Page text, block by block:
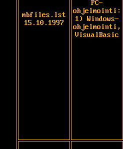
mbfiles.lst
15.10.1997
PC-
ohjelmointi:
1) Windows-
ohjelmointi,
VisualBasic